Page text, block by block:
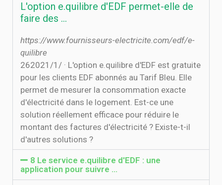
L'option e.quilibre d'EDF permet-elle de
faire des …
https://www.fournisseurs-electricite.com/edf/e-
quilibre
26‏‏/1‏‏/2021 · L'option e.quilibre d'EDF est gratuite
pour les clients EDF abonnés au Tarif Bleu. Elle
permet de mesurer la consommation exacte
d'électricité dans le logement. Est-ce une
solution réellement efficace pour réduire le
montant des factures d'électricité ? Existe-t-il
d'autres solutions ?
8 Le service e.quilibre d'EDF : une
application pour suivre ...